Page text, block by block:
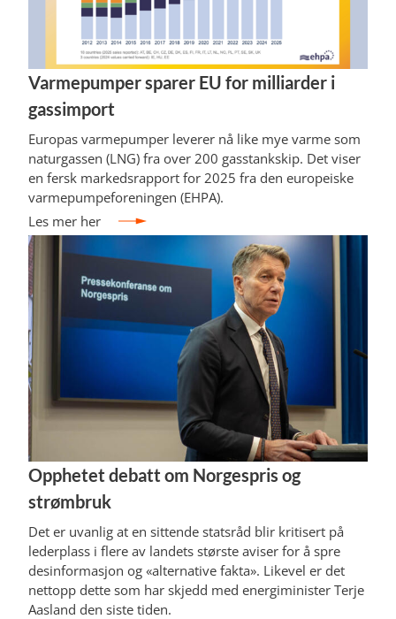
Varmepumper sparer EU for milliarder i
gassimport
Europas varmepumper leverer nå like mye varme som
naturgassen (LNG) fra over 200 gasstankskip. Det viser
en fersk markedsrapport for 2025 fra den europeiske
varmepumpeforeningen (EHPA).
Les mer her
Opphetet debatt om Norgespris og
strømbruk
Det er uvanlig at en sittende statsråd blir kritisert på
lederplass i flere av landets største aviser for å spre
desinformasjon og «alternative fakta». Likevel er det
nettopp dette som har skjedd med energiminister Terje
Aasland den siste tiden.